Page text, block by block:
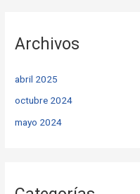
Archivos
abril 2025
octubre 2024
mayo 2024